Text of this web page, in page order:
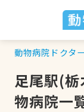
動物病院ドクタ
足尾駅(
物病院一